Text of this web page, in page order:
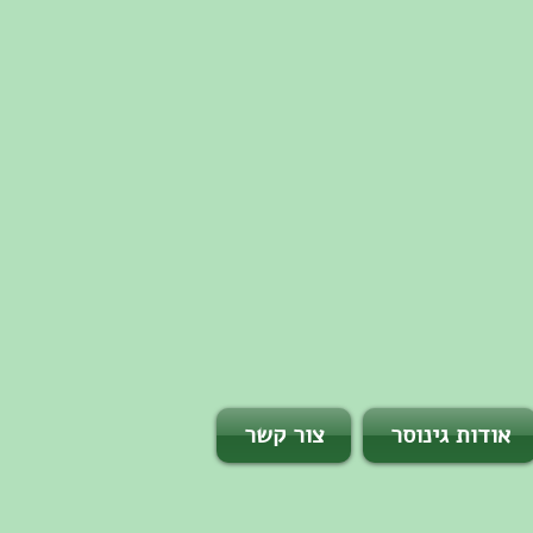
אודות גינוסר צור קשר